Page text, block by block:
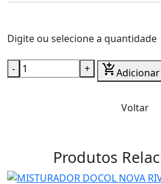
Digite ou selecione a quantidade
- + add_shopping_cart
Voltar
Produtos